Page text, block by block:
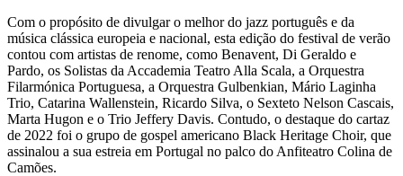
Com o propósito de divulgar o melhor do jazz português e da
música clássica europeia e nacional, esta edição do festival de verão
contou com artistas de renome, como Benavent, Di Geraldo e
Pardo, os Solistas da Accademia Teatro Alla Scala, a Orquestra
Filarmónica Portuguesa, a Orquestra Gulbenkian, Mário Laginha
Trio, Catarina Wallenstein, Ricardo Silva, o Sexteto Nelson Cascais,
Marta Hugon e o Trio Jeffery Davis. Contudo, o destaque do cartaz
de 2022 foi o grupo de gospel americano Black Heritage Choir, que
assinalou a sua estreia em Portugal no palco do Anfiteatro Colina de
Camões.